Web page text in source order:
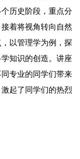
历史阶段，重点分
着将视角转向自然
以管理学为例，探
知识的创造。讲座
专业的同学们带来
起了同学们的热烈